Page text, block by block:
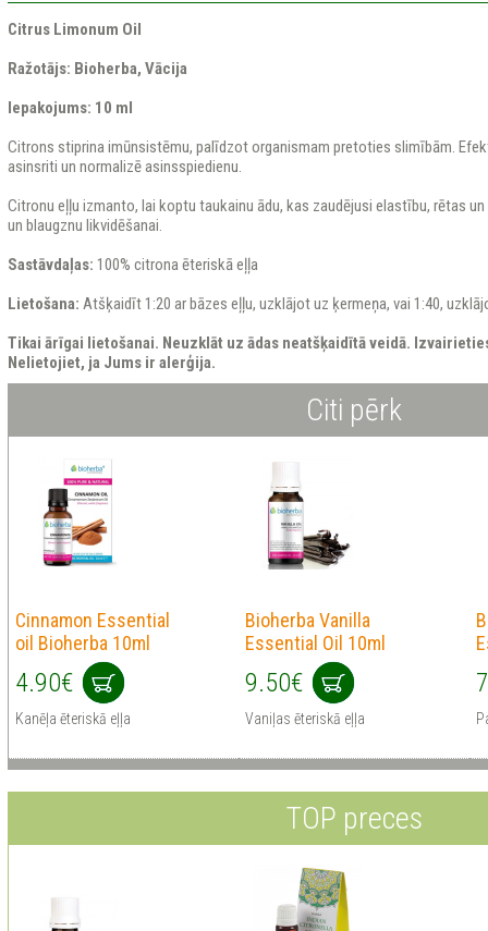
Citrus Limonum Oil
Ražotājs: Bioherba, Vācija
Iepakojums: 10 ml
Citrons stiprina imūnsistēmu, palīdzot organismam pretoties slimībām.
asinsriti un normalizē asinsspiedienu.
Citronu eļļu izmanto, lai koptu taukainu ādu, kas zaudējusi elastību, rētas
un blaugznu likvidēšanai.
Sastāvdaļas: 100% citrona ēteriskā eļļa
Lietošana: Atšķaidīt 1:20 ar bāzes eļļu, uzklājot uz ķermeņa, vai 1:40,
Tikai ārīgai lietošanai. Neuzklāt uz ādas neatšķaidītā veidā.
Nelietojiet, ja Jums ir alerģija.
Citi pērk
Cinnamon Essential
oil Bioherba 10ml
4.90€
Kanēļa ēteriskā eļļa
Bioherba Vanilla
Essential Oil 10ml
9.50€
Vaniļas ēteriskā eļļa
TOP preces